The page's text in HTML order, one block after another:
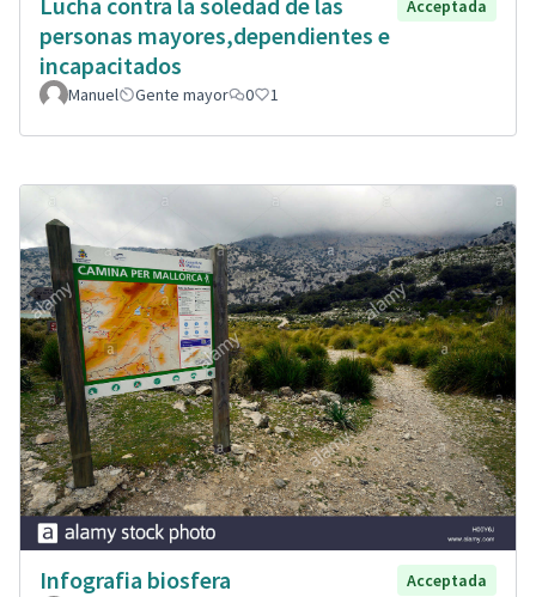
personas mayores,dependientes e
incapacitados
Acceptada
Manuel Gente mayor 0 1
Infografia biosfera
Acceptada